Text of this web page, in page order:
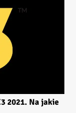
2021. Na jakie